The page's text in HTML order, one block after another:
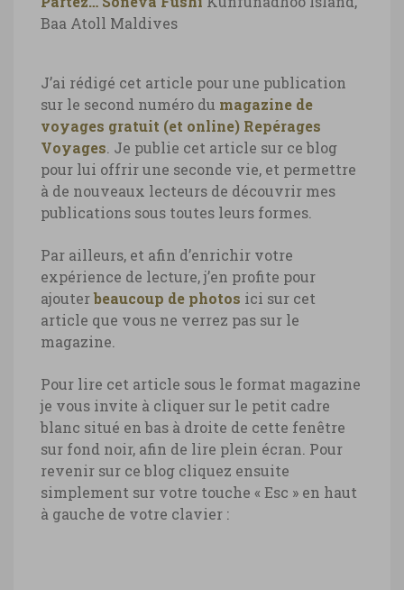
Baa Atoll Maldives
J’ai rédigé cet article pour une publication
sur le second numéro du magazine de
voyages gratuit (et online) Repérages
Voyages. Je publie cet article sur ce blog
pour lui offrir une seconde vie, et permettre
à de nouveaux lecteurs de découvrir mes
publications sous toutes leurs formes.
Par ailleurs, et afin d’enrichir votre
expérience de lecture, j’en profite pour
ajouterbeaucoup de photos ici sur cet
article que vous ne verrez pas sur le
magazine.
Pour lire cet article sous le format magazine
je vous invite à cliquer sur le petit cadre
blanc situé en bas à droite de cette fenêtre
sur fond noir, afin de lire plein écran. Pour
revenir sur ce blog cliquez ensuite
simplement sur votre touche « Esc » en haut
à gauche de votre clavier :